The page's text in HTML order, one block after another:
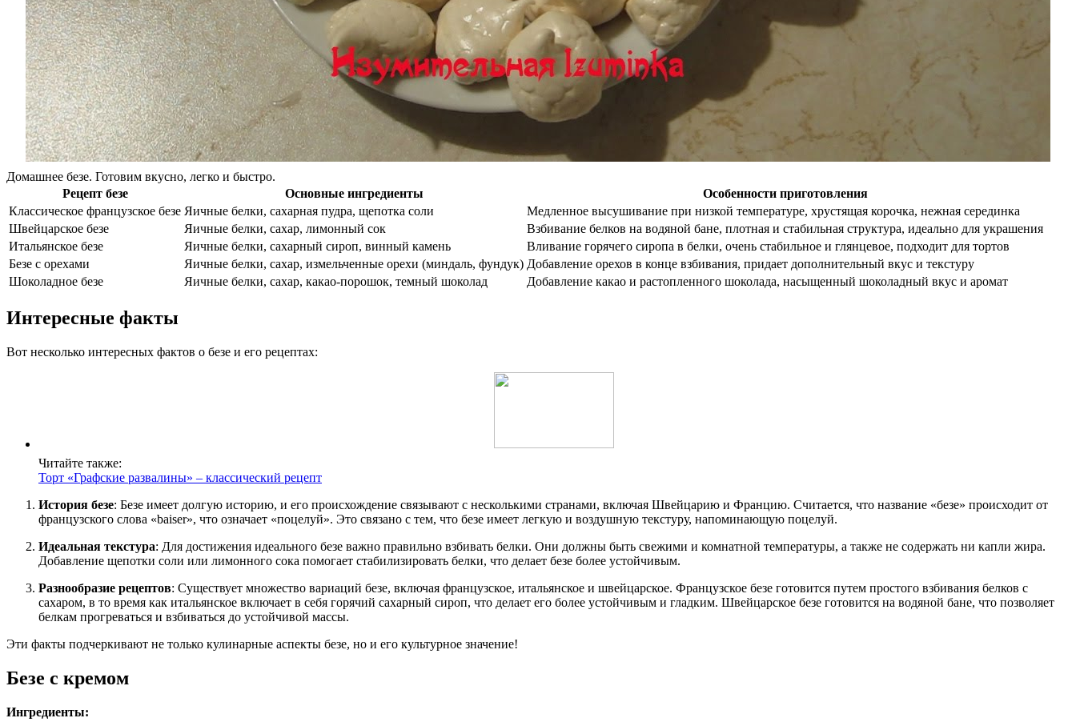
Домашнее безе. Готовим вкусно, легко и быстро.
Рецепт безе
Основные ингредиенты
Особенности приготовления
Классическое французское безе Яичные белки, сахарная пудра, щепотка соли
Медленное высушивание при низкой температуре, хрустящая корочка, нежная серединка
Швейцарское безе
Яичные белки, сахар, лимонный сок
Взбивание белков на водяной бане, плотная и стабильная структура, идеально для украшения
Итальянское безе
Яичные белки, сахарный сироп, винный камень
Вливание горячего сиропа в белки, очень стабильное и глянцевое, подходит для тортов
Безе с орехами
Яичные белки, сахар, измельченные орехи (миндаль, фундук) Добавление орехов в конце взбивания, придает дополнительный вкус и текстуру
Шоколадное безе
Яичные белки, сахар, какао-порошок, темный шоколад Добавление какао и растопленного шоколада, насыщенный шоколадный вкус и аромат
Интересные факты
Вот несколько интересных фактов о безе и его рецептах:
Читайте также:
Торт «Графские развалины» – классический рецепт
История безе: Безе имеет долгую историю, и его происхождение связывают с несколькими странами, включая Швейцарию и Францию. Считается, что название «безе» происходит от
французского слова «baiser», что означает «поцелуй». Это связано с тем, что безе имеет легкую и воздушную текстуру, напоминающую поцелуй.
Идеальная текстура: Для достижения идеального безе важно правильно взбивать белки. Они должны быть свежими и комнатной температуры, а также не содержать ни капли жира.
Добавление щепотки соли или лимонного сока помогает стабилизировать белки, что делает безе более устойчивым.
Разнообразие рецептов: Существует множество вариаций безе, включая французское, итальянское и швейцарское. Французское безе готовится путем простого взбивания белков с
сахаром, в то время как итальянское включает в себя горячий сахарный сироп, что делает его более устойчивым и гладким. Швейцарское безе готовится на водяной бане, что позволяет
белкам прогреваться и взбиваться до устойчивой массы.
Эти факты подчеркивают не только кулинарные аспекты безе, но и его культурное значение!
Безе с кремом
Ингредиенты: